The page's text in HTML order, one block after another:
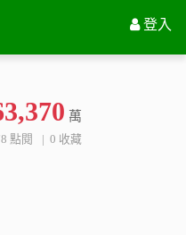
登入
萬
點閱 0 收藏